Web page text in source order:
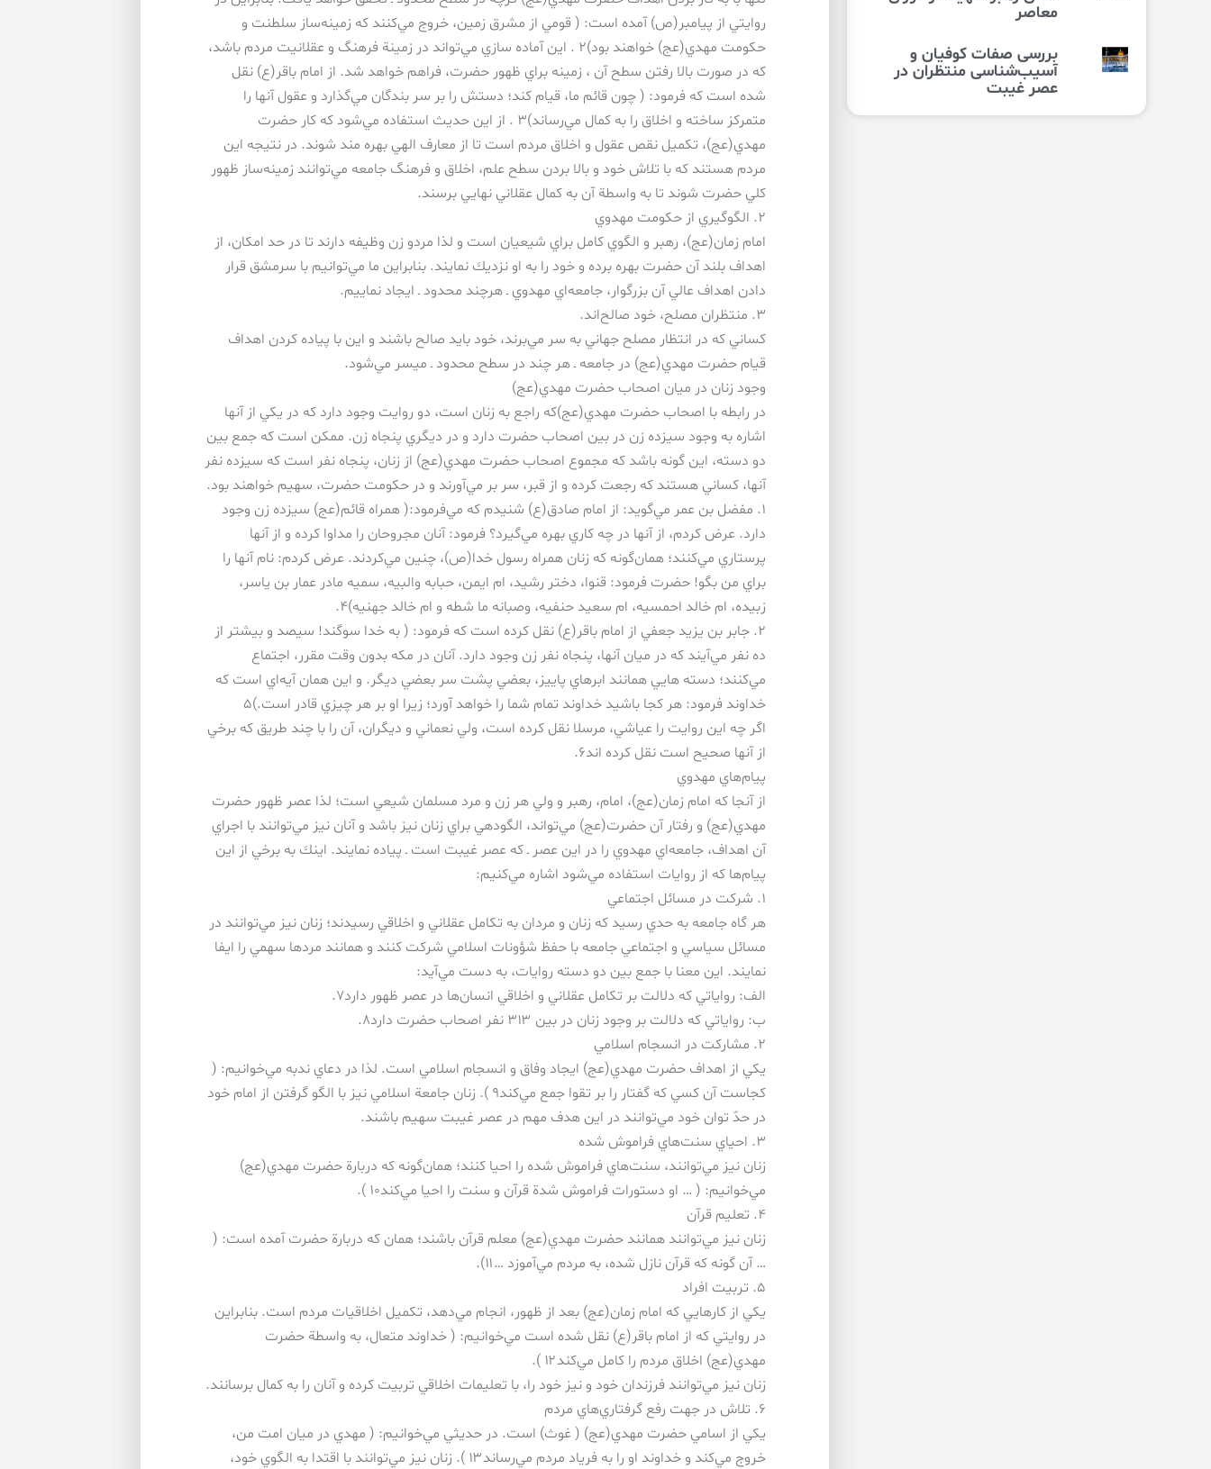
معاصر
بررسی صفات کوفیان و
آسیب‌شناسی منتظران در
عصر غیبت
روايتي از پيامبر(ص) آمده است: ( قومي از مشرق زمين، خروج مي‌كنند كه زمينه‌ساز سلطنت و
حكومت مهدي(عج) خواهند بود)۲ . اين آماده سازي مي‌تواند در زمينة فرهنگ و عقلانيت مردم باشد،
كه در صورت بالا رفتن سطح آن ، زمينه براي ظهور حضرت، فراهم خواهد شد. از امام باقر(ع) نقل
شده است كه فرمود: ( چون قائم ما، قيام كند؛ دستش را بر سر بندگان مي‌گذارد و عقول آنها را
متمركز ساخته و اخلاق را به كمال مي‌رساند)۳ . از اين حديث استفاده مي‌شود كه كار حضرت
مهدي(عج)، تكميل نقص عقول و اخلاق مردم است تا از معارف الهي بهره مند شوند. در نتيجه اين
مردم هستند كه با تلاش خود و بالا بردن سطح علم، اخلاق و فرهنگ جامعه مي‌توانند زمينه‌ساز ظهور
كلي حضرت شوند تا به واسطة آن به كمال عقلاني نهايي برسند.
۲. الگوگيري از حكومت مهدوي
امام زمان(عج)، رهبر و الگوي كامل براي شيعيان است و لذا مردو زن وظيفه دارند تا در حد امكان، از
اهداف بلند آن حضرت بهره برده و خود را به او نزديك نمايند. بنابراين ما مي‌توانيم با سرمشق قرار
دادن اهداف عالي آن بزرگوار، جامعه‌اي مهدوي ـ هرچند محدود ـ ايجاد نماييم.
۳. منتظران مصلح، خود صالح‌اند.
كساني كه در انتظار مصلح جهاني به سر مي‌برند، خود بايد صالح باشند و اين با پياده كردن اهداف
قيام حضرت مهدي(عج) در جامعه ـ هر چند در سطح محدود ـ ميسر مي‌شود.
وجود زنان در ميان اصحاب حضرت مهدي(عج)
در رابطه با اصحاب حضرت مهدي(عج)كه راجع به زنان است، دو روايت وجود دارد كه در يكي از آنها
اشاره به وجود سيزده زن در بين اصحاب حضرت دارد و در ديگري پنجاه زن. ممكن است كه جمع بين
دو دسته، اين گونه باشد كه مجموع اصحاب حضرت مهدي(عج) از زنان، پنجاه نفر است كه سيزده نفر
آنها، كساني هستند كه رجعت كرده و از قبر، سر بر مي‌آورند و در حكومت حضرت، سهيم خواهند بود.
۱. مفضل بن عمر مي‌گويد: از امام صادق(ع) شنيدم كه مي‌فرمود:( همراه قائم(عج) سيزده زن وجود
دارد. عرض كردم، از آنها در چه كاري بهره مي‌گيرد؟ فرمود: آنان مجروحان را مداوا كرده و از آنها
پرستاري مي‌كنند؛ همان‌گونه كه زنان همراه رسول خدا(ص)، چنين مي‌كردند. عرض كردم: نام آنها را
براي من بگو! حضرت فرمود: قنوا، دختر رشيد، ام ايمن، حبابه والبيه، سميه مادر عمار بن ياسر،
زبيده، ام خالد احمسيه، ام سعيد حنفيه، وصبانه ما شطه و ام خالد جهنيه)۴.
۲. جابر بن يزيد جعفي از امام باقر(ع) نقل كرده است كه فرمود: ( به خدا سوگند! سيصد و بيشتر از
ده نفر مي‌آيند كه در ميان آنها، پنجاه نفر زن وجود دارد. آنان در مكه بدون وقت مقرر، اجتماع
مي‌كنند؛ دسته هايي همانند ابرهاي پاييز، بعضي پشت سر بعضي ديگر. و اين همان آيه‌اي است كه
خداوند فرمود: هر كجا باشيد خداوند تمام شما را خواهد آورد؛ زيرا او بر هر چيزي قادر است.)۵
اگر چه اين روايت را عياشي، مرسلا نقل كرده است، ولي نعماني و ديگران، آن را با چند طريق كه برخي
از آنها صحيح است نقل كرده اند۶.
پيام‌هاي مهدوي
از آنجا كه امام زمان(عج)، امام، رهبر و ولي هر زن و مرد مسلمان شيعي است؛ لذا عصر ظهور حضرت
مهدي(عج) و رفتار آن حضرت(عج) مي‌تواند، الگودهي براي زنان نيز باشد و آنان نيز مي‌توانند با اجراي
آن اهداف، جامعه‌اي مهدوي را در اين عصر ـ كه عصر غيبت است ـ پياده نمايند. اينك به برخي از اين
پيام‌ها كه از روايات استفاده مي‌شود اشاره مي‌كنيم:
۱. شركت در مسائل اجتماعي
هر گاه جامعه به حدي رسيد كه زنان و مردان به تكامل عقلاني و اخلاقي رسيدند؛ زنان نيز مي‌توانند در
مسائل سياسي و اجتماعي جامعه با حفظ شؤونات اسلامي شركت كنند و همانند مردها سهمي را ايفا
نمايند. اين معنا با جمع بين دو دسته روايات، به دست مي‌آيد:
الف: رواياتي كه دلالت بر تكامل عقلاني و اخلاقي انسان‌ها در عصر ظهور دارد۷.
ب: رواياتي كه دلالت بر وجود زنان در بين ۳۱۳ نفر اصحاب حضرت دارد۸.
۲. مشاركت در انسجام اسلامي
يكي از اهداف حضرت مهدي(عج) ايجاد وفاق و انسجام اسلامي است. لذا در دعاي ندبه مي‌خوانيم: (
كجاست آن كسي كه گفتار را بر تقوا جمع مي‌كند۹ ). زنان جامعة اسلامي نيز با الگو گرفتن از امام خود
در حدّ توان خود مي‌توانند در اين هدف مهم در عصر غيبت سهيم باشند.
۳. احياي سنت‌هاي فراموش شده
زنان نيز مي‌توانند، سنت‌هاي فراموش شده را احيا كنند؛ همان‌گونه كه دربارة حضرت مهدي(عج)
مي‌خوانيم: ( … او دستورات فراموش شدة قرآن و سنت را احيا مي‌كند۱۰ ).
۴. تعليم قرآن
زنان نيز مي‌توانند همانند حضرت مهدي(عج) معلم قرآن باشند؛ همان كه دربارة حضرت آمده است: (
… آن گونه كه قرآن نازل شده، به مردم مي‌آموزد …۱۱).
۵. تربيت افراد
يكي از كارهايي كه امام زمان(عج) بعد از ظهور، انجام مي‌دهد، تكميل اخلاقيات مردم است. بنابراين
در روايتي كه از امام باقر(ع) نقل شده است مي‌خوانيم: ( خداوند متعال، به واسطة حضرت
مهدي(عج) اخلاق مردم را كامل مي‌كند۱۲ ).
زنان نيز مي‌توانند فرزندان خود و نيز خود را، با تعليمات اخلاقي تربيت كرده و آنان را به كمال برسانند.
۶. تلاش در جهت رفع گرفتاري‌هاي مردم
يكي از اسامي حضرت مهدي(عج) ( غوث) است. در حديثي مي‌خوانيم: ( مهدي در ميان امت من،
خروج مي‌كند و خداوند او را به فرياد مردم مي‌رساند۱۳ ). زنان نيز مي‌توانند با اقتدا به الگوي خود،